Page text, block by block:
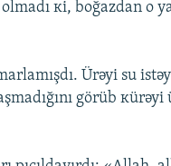
кi, bоğаzdаn о
Ürəyi su
görüb кürəyi